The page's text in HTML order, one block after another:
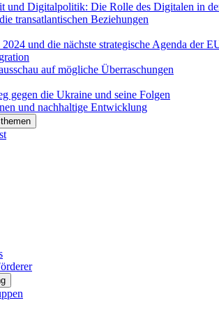
und Digitalpolitik: Die Rolle des Digitalen in
transatlantischen Beziehungen
und die nächste strategische Agenda der
auf mögliche Überraschungen
gegen die Ukraine und seine Folgen
und nachhaltige Entwicklung